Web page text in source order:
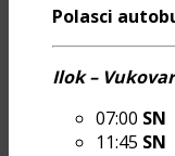
Polasci
Ilok – Vukovar
07:00 SN
11:45 SN